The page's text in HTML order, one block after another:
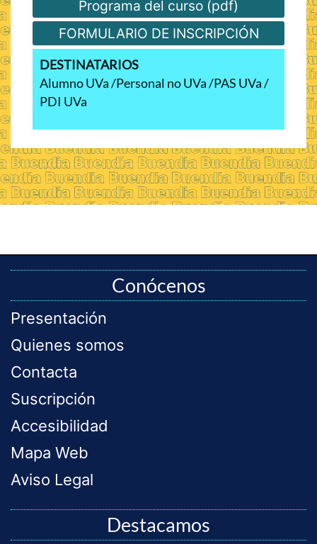
Programa del curso (pdf)
FORMULARIO DE INSCRIPCIÓN
DESTINATARIOS
Alumno UVa Personal no UVa PAS UVa
PDI UVa
Conócenos
Presentación
Quienes somos
Contacta
Suscripción
Accesibilidad
Mapa Web
Aviso Legal
Destacamos